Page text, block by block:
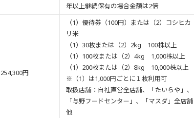
年以上継続保有の場合金額は2倍
254,300円
（1）優待券（100円）または（2）コシヒカ
リ米
（1）30枚または（2）2kg 100株以上
（1）100枚または（2）4kg 1,000株以上
（1）200枚または（2）8kg 10,000株以上
※（1）は1,000円ごとに１枚利用可
取扱店舗：自社直営全店舗、「たいらや」、
「与野フードセンター」、「マスダ」全店舗
他